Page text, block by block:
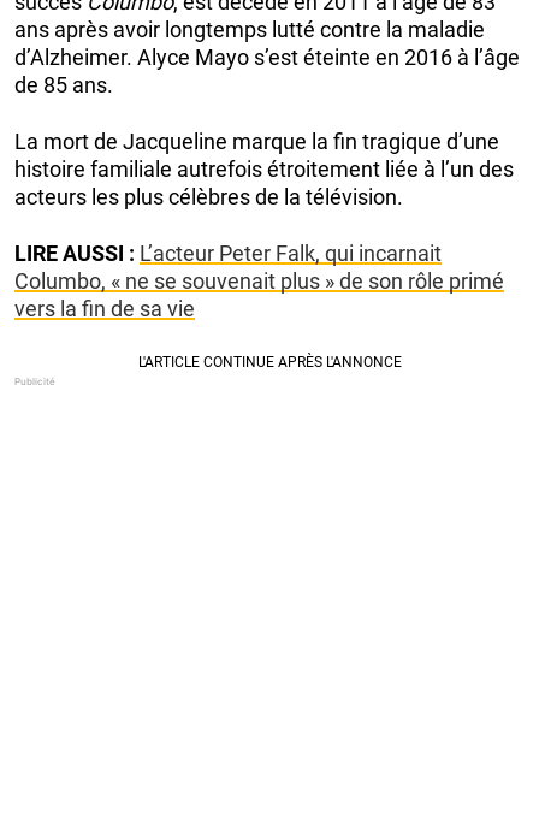
ans après avoir longtemps lutté contre la maladie
d’Alzheimer. Alyce Mayo s’est éteinte en 2016 à l’âge
de 85 ans.
La mort de Jacqueline marque la fin tragique d’une
histoire familiale autrefois étroitement liée à l’un des
acteurs les plus célèbres de la télévision.
LIRE AUSSI : L’acteur Peter Falk, qui incarnait
Columbo, « ne se souvenait plus » de son rôle primé
vers la fin de sa vie